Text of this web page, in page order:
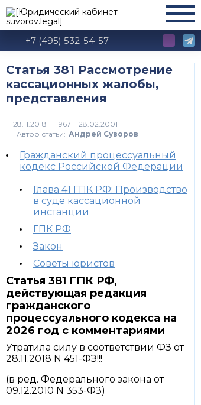
+7 (495) 532-54-57
Статья 381 Рассмотрение
кассационных жалобы,
представления
28.11.2018
967
Автор статьи: Андрей Суворов
Гражданский процессуальный
кодекс Российской Федерации
Глава 41 ГПК РФ: Производство
в суде кассационной
инстанции
ГПК РФ
Закон
Советы юристов
Статья 381 ГПК РФ,
действующая редакция
гражданского
процессуального кодекса на
2026 год с комментариями
Утратила силу в соответствии ФЗ от
28.11.2018 N 451-ФЗ!!!
(в ред. Федерального закона от
09.12.2010 N 353-ФЗ)